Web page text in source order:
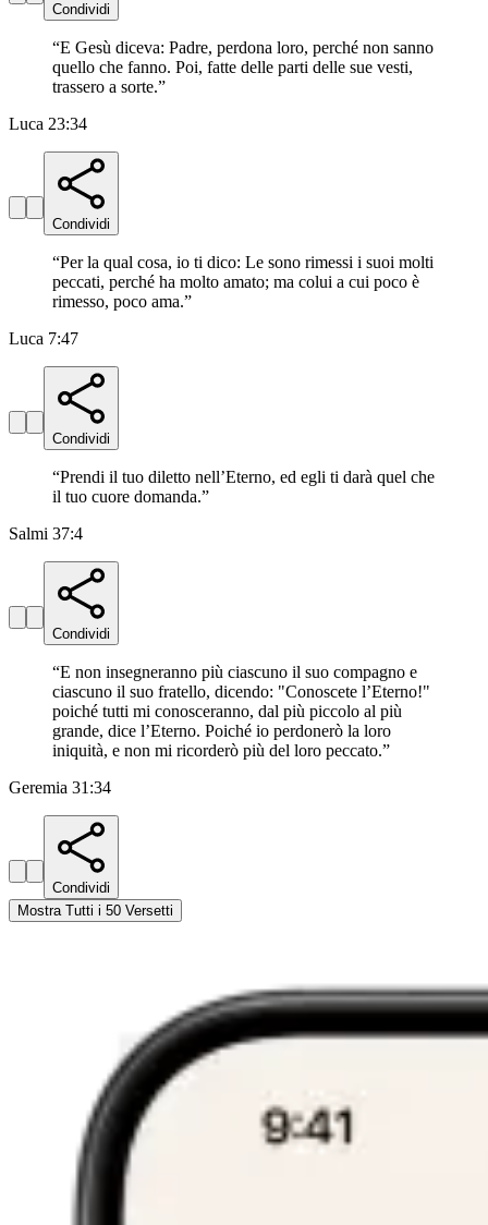
Condividi
“E Gesù diceva: Padre, perdona loro, perché non sanno
quello che fanno. Poi, fatte delle parti delle sue vesti,
trassero a sorte.”
Luca 23:34
Condividi
“Per la qual cosa, io ti dico: Le sono rimessi i suoi molti
peccati, perché ha molto amato; ma colui a cui poco è
rimesso, poco ama.”
Luca 7:47
Condividi
“Prendi il tuo diletto nell’Eterno, ed egli ti darà quel che
il tuo cuore domanda.”
Salmi 37:4
Condividi
“E non insegneranno più ciascuno il suo compagno e
ciascuno il suo fratello, dicendo: "Conoscete l’Eterno!"
poiché tutti mi conosceranno, dal più piccolo al più
grande, dice l’Eterno. Poiché io perdonerò la loro
iniquità, e non mi ricorderò più del loro peccato.”
Geremia 31:34
Condividi
Mostra Tutti i 50 Versetti